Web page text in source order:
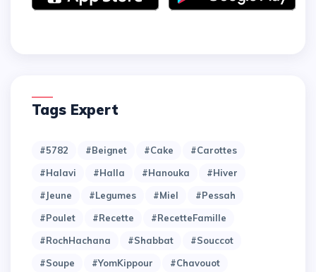
Tags Expert
#5782 #Beignet #Cake
#Carottes
#Halavi
#Halla #Hanouka
#Hiver
#Jeune
#Legumes #Miel
#Pessah
#Poulet
#Recette
#RecetteFamille
#RochHachana
#Shabbat
#Souccot
#Soupe
#YomKippour
#chavouot